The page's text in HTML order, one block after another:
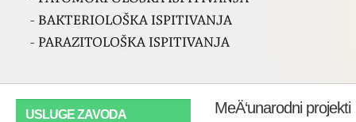
USLUGE ZAVODA MeÄ‘unarodni projekti